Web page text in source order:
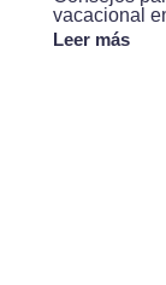
vacacional
Leer más